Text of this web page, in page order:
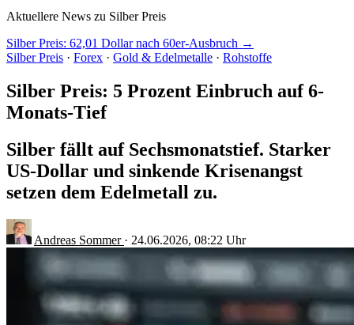
Aktuellere News zu Silber Preis
Silber Preis: 62,01 Dollar nach 60er-Ausbruch →
Silber Preis · Forex · Gold & Edelmetalle · Rohstoffe
Silber Preis: 5 Prozent Einbruch auf 6-
Monats-Tief
Silber fällt auf Sechsmonatstief. Starker
US-Dollar und sinkende Krisenangst
setzen dem Edelmetall zu.
Andreas Sommer · 24.06.2026, 08:22 Uhr